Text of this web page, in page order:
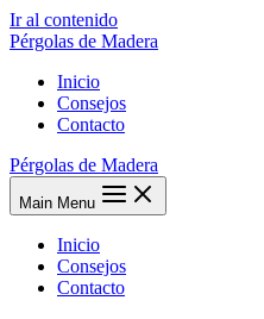
Ir al contenido
Pérgolas de Madera
Inicio
Consejos
Contacto
Pérgolas de Madera
Main Menu
Inicio
Consejos
Contacto